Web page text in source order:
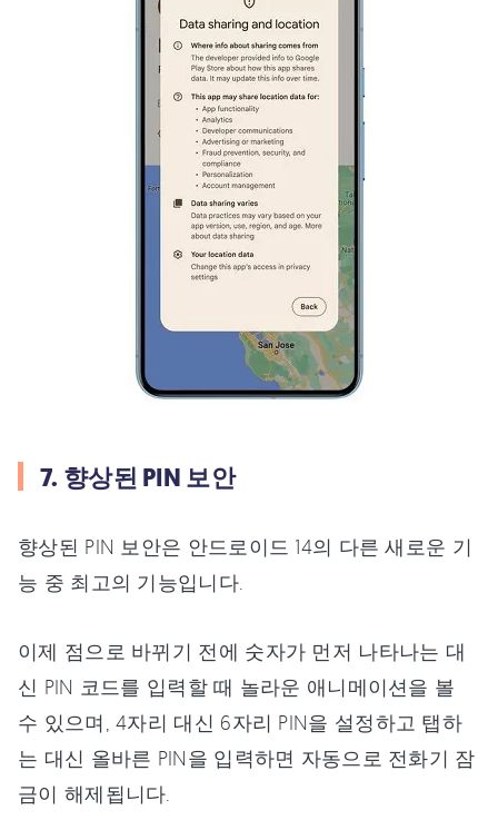
7. 향상된 PIN 보안
향상된 PIN 보안은 안드로이드 14의 다른 새로운 기
능 중 최고의 기능입니다.
이제 점으로 바뀌기 전에 숫자가 먼저 나타나는 대
신 PIN 코드를 입력할 때 놀라운 애니메이션을 볼
수 있으며, 4자리 대신 6자리 PIN을 설정하고 탭하
는 대신 올바른 PIN을 입력하면 자동으로 전화기 잠
금이 해제됩니다.